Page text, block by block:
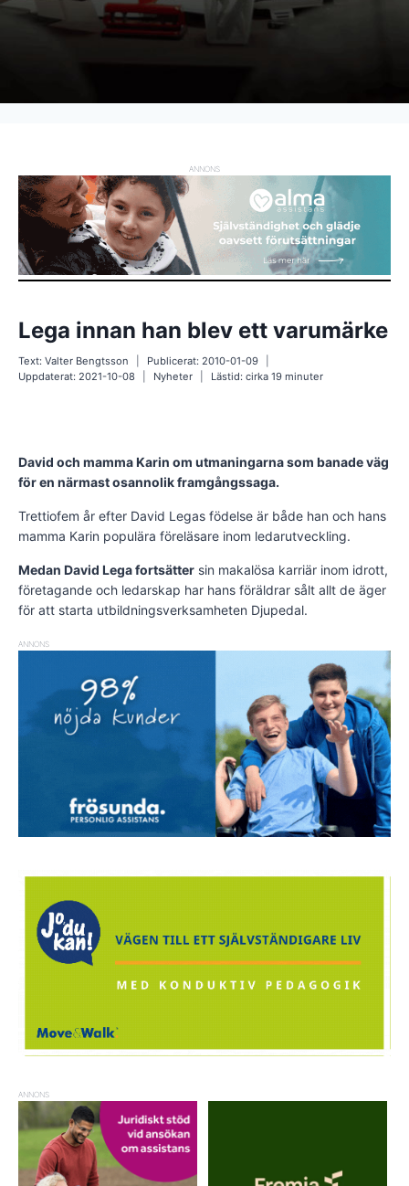
ANNONS
Lega innan han blev ett varumärke
Text: Valter Bengtsson Publicerat: 2010-01-09
Uppdaterat: 2021-10-08 Nyheter Lästid: cirka19minuter
David och mamma Karin om utmaningarna som banade väg
för en närmast osannolik framgångssaga.
Trettiofem år efter David Legas födelse är både han och hans
mamma Karin populära föreläsare inom ledarutveckling.
Medan David Lega fortsätter sin makalösa karriär inom idrott,
företagande och ledarskap har hans föräldrar sålt allt de äger
för att starta utbildningsverksamheten Djupedal.
ANNONS
ANNONS